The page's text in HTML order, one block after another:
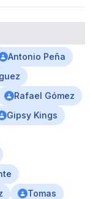
Antonio Peña
Rafael Gómez
Gipsy Kings
Tomas